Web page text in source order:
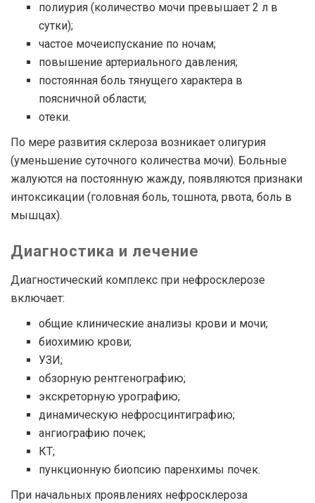
полиурия (количество мочи превышает 2 л в
сутки);
частое мочеиспускание по ночам;
повышение артериального давления;
постоянная боль тянущего характера в
поясничной области;
отеки.
По мере развития склероза возникает олигурия
(уменьшение суточного количества мочи). Больные
жалуются на постоянную жажду, появляются признаки
интоксикации (головная боль, тошнота, рвота, боль в
мышцах).
Диагностика и лечение
Диагностический комплекс при нефросклерозе
включает:
общие клинические анализы крови и мочи;
биохимию крови;
УЗИ;
обзорную рентгенографию;
экскреторную урографию;
динамическую нефросцинтиграфию;
ангиографию почек;
КТ;
пункционную биопсию паренхимы почек.
При начальных проявлениях нефросклероза